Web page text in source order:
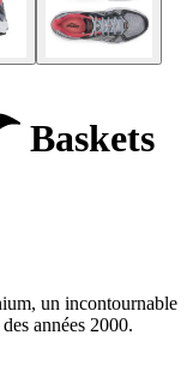
Baskets
un incontournable
années 2000.